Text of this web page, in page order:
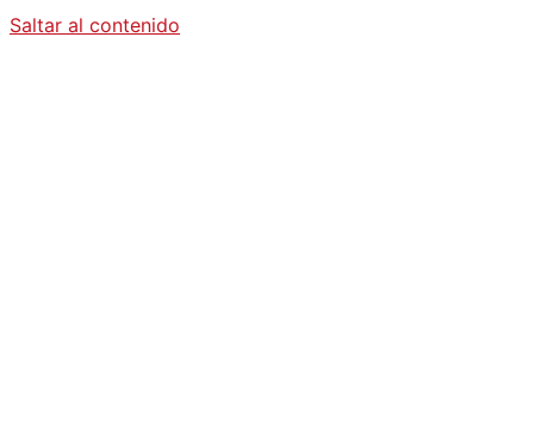
Saltar al contenido